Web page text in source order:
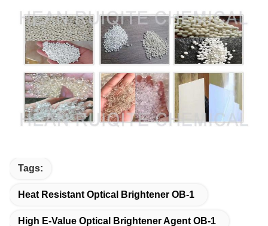
Tags:
Heat Resistant Optical Brightener OB-1
High E-Value Optical Brightener Agent OB-1